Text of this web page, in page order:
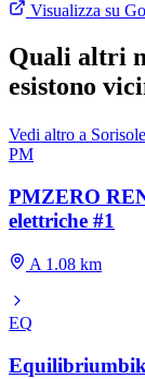
Visualizza su
Quali altri
esistono
Vedi altro a Sorisole
PM
PMZERO
elettriche #1
A 1.08 km
EQ